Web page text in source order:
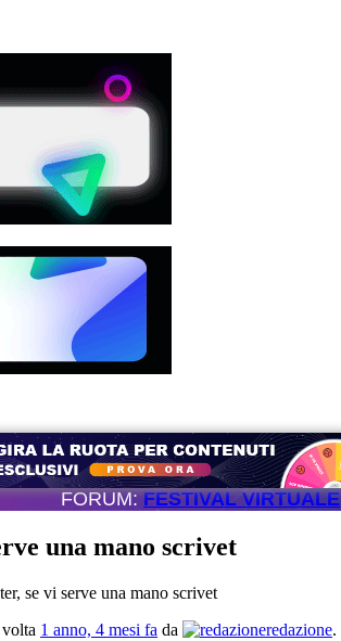
FORUM:FESTIVAL VIRTUALE
una mano scrivet
se vi serve una mano scrivet
1 anno, 4 mesi fa da redazione.